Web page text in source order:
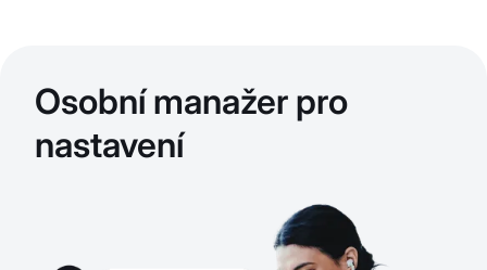
Osobní manažer pro
nastavení